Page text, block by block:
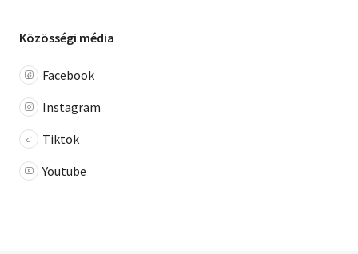
Közösségi média
Facebook
Instagram
Tiktok
Youtube